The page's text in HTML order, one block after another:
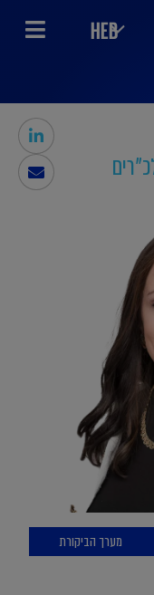
HEB
מערך הביקורת